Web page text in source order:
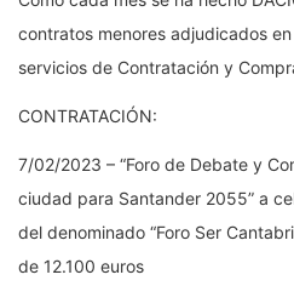
contratos menores adjudicados
servicios de Contratación y
CONTRATACIÓN:
7/02/2023 – “Foro de Debate y
ciudad para Santander 2055” a
del denominado “Foro Ser
de 12.100 euros